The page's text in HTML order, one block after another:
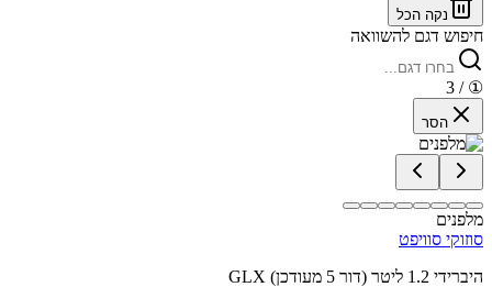
נקה הכל
חיפוש דגם להשוואה
①
/ 3
הסר
מלפנים
סוזוקי סוויפט
GLX היברידי 1.2 ליטר (דור 5 מעודכן)